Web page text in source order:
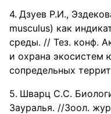
Дзуев Р.И.,
musculus) как
среды. // Тез. конф.
и охрана экосистем
сопредельных
Шварц С.С.
Зауралья. //Зоол.